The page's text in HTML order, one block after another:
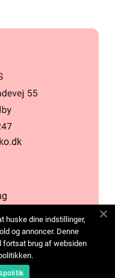
huske dine indstillinger,
og annoncer. Denne
fortsat brug af websiden